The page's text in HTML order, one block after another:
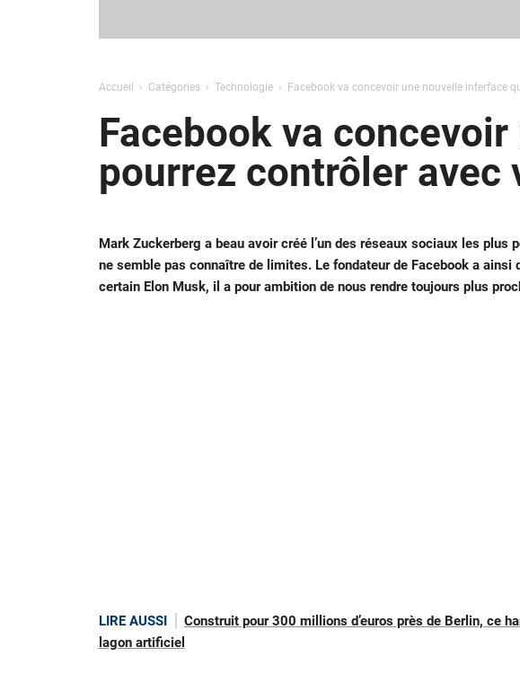
Accueil Catégories Technologie Facebook va concevoir une nouvelle interface
Facebook va
pourrez contrôler avec
Mark Zuckerberg a beau avoir créé l’un des réseaux sociaux les plus
ne semble pas connaître de limites. Le fondateur de Facebook a ainsi
certain Elon Musk, il a pour ambition de nous rendre toujours plus
LIRE AUSSI
Construit pour 300 millions d’euros près de Berlin, ce
lagon artificiel